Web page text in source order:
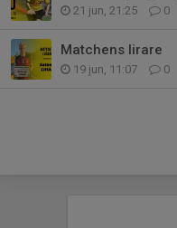
21 jun, 21:25 0
Matchens lirare
19 jun, 11:07 0